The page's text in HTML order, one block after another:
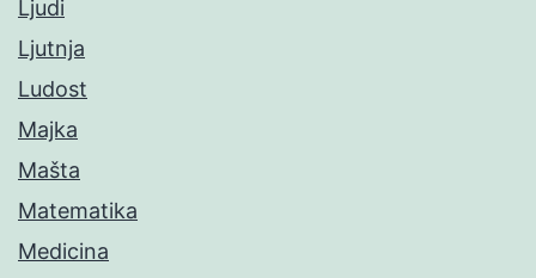
Ljudi
Ljutnja
Ludost
Majka
Mašta
Matematika
Medicina